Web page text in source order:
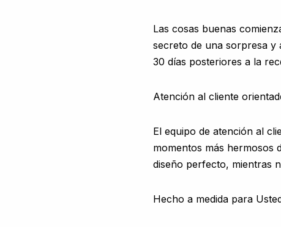
Las cosas buenas
secreto de una sorpresa y
30 días posteriores a la
Atención al cliente
El equipo de atención al
momentos más hermosos
diseño perfecto, mientras
Hecho a medida para